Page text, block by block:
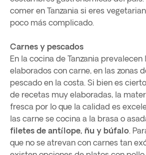
comer en Tanzania si eres
poco más complicado.
Carnes y pescados
En la cocina de Tanzania prevalecen
elaborados con carne, en las zonas
pescado en la costa. Si bien es
de recetas muy elaboradas, la
fresca por lo que la calidad es
las carne se cocina a la brasa o
filetes de antílope, ñu y búfalo.
que no se atrevan con carnes tan